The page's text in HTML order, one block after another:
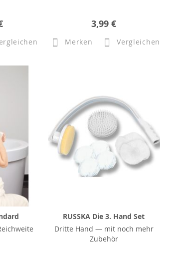
3,99 €
Merken Vergleichen
RUSSKA Die 3. Hand Set
Dritte Hand — mit noch mehr
Zubehör